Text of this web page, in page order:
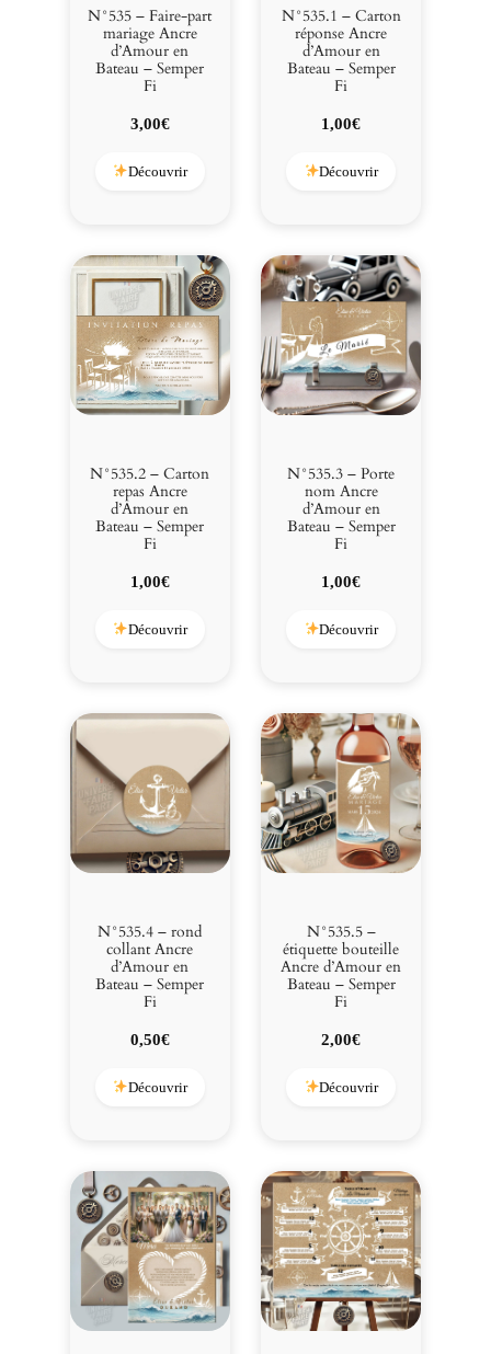
N°535 – Faire-part
mariage Ancre
d’Amour en
Bateau – Semper
Fi
3,00€
Découvrir
N°535.1 – Carton
réponse Ancre
d’Amour en
Bateau – Semper
Fi
1,00€
Découvrir
N°535.2 – Carton
repas Ancre
d’Amour en
Bateau – Semper
Fi
1,00€
Découvrir
N°535.3 – Porte
nom Ancre
d’Amour en
Bateau – Semper
Fi
1,00€
Découvrir
N°535.4 – rond
collant Ancre
d’Amour en
Bateau – Semper
Fi
0,50€
Découvrir
N°535.5 –
étiquette bouteille
Ancre d’Amour en
Bateau – Semper
Fi
2,00€
Découvrir